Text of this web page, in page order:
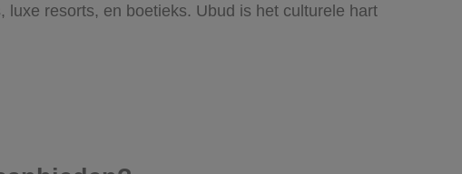
resorts, en boetieks. Ubud is het culturele hart